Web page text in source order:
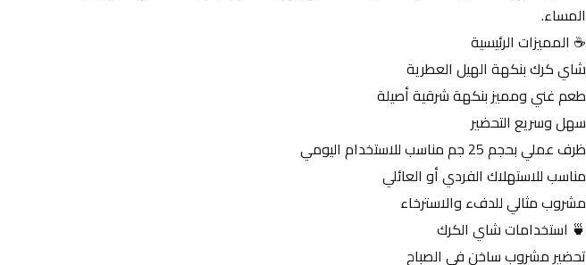
المساء.
☕ المميزات الرئيسية
شاي كرك بنكهة الهيل العطرية
طعم غني ومميز بنكهة شرقية أصيلة
سهل وسريع التحضير
ظرف عملي بحجم 25 جم مناسب للاستخدام اليومي
مناسب للاستهلاك الفردي أو العائلي
مشروب مثالي للدفء والاسترخاء
🍵 استخدامات شاي الكرك
تحضير مشروب ساخن في الصباح